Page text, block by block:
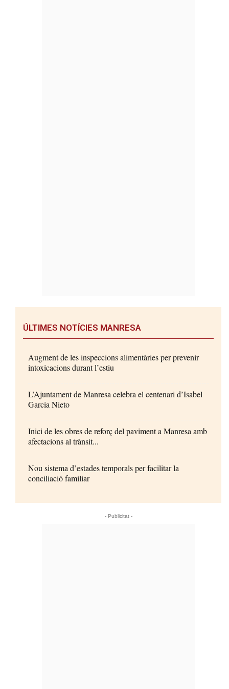
ÚLTIMES NOTÍCIES MANRESA
Augment de les inspeccions alimentàries per prevenir
intoxicacions durant l’estiu
L’Ajuntament de Manresa celebra el centenari d’Isabel
Garcia Nieto
Inici de les obres de reforç del paviment a Manresa amb
afectacions al trànsit...
Nou sistema d’estades temporals per facilitar la
conciliació familiar
- Publicitat -